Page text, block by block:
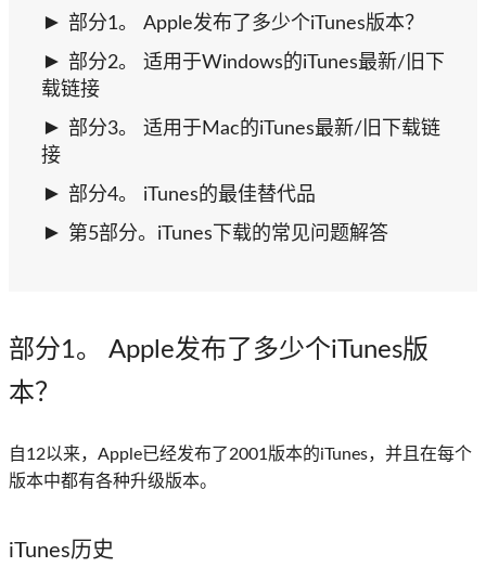
部分1。 Apple发布了多少个iTunes版本？
部分2。 适用于Windows的iTunes最新/旧下
载链接
部分3。 适用于Mac的iTunes最新/旧下载链
接
部分4。 iTunes的最佳替代品
第5部分。iTunes下载的常见问题解答
部分1。 Apple发布了多少个iTunes版
本？
自12以来，Apple已经发布了2001版本的iTunes，并且在每个
版本中都有各种升级版本。
iTunes历史